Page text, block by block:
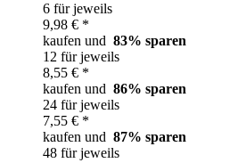
6 für jeweils
9,98 € *
kaufen und 83% sparen
12 für jeweils
8,55 € *
kaufen und 86% sparen
24 für jeweils
7,55 € *
kaufen und 87% sparen
48 für jeweils